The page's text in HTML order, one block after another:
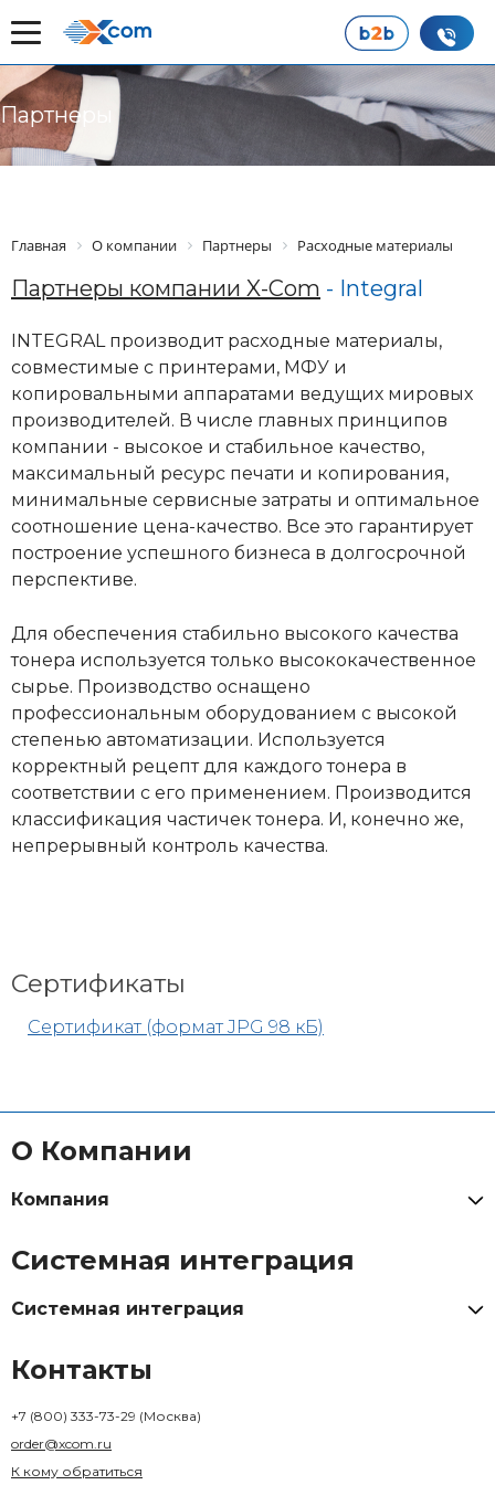
Партнеры
Главная О компании Партнеры Расходные материалы
Партнеры компании X-Com - Integral
INTEGRAL производит расходные материалы,
совместимые с принтерами, МФУ и
копировальными аппаратами ведущих мировых
производителей. В числе главных принципов
компании - высокое и стабильное качество,
максимальный ресурс печати и копирования,
минимальные сервисные затраты и оптимальное
соотношение цена-качество. Все это гарантирует
построение успешного бизнеса в долгосрочной
перспективе.
Для обеспечения стабильно высокого качества
тонера используется только высококачественное
сырье. Производство оснащено
профессиональным оборудованием с высокой
степенью автоматизации. Используется
корректный рецепт для каждого тонера в
соответствии с его применением. Производится
классификация частичек тонера. И, конечно же,
непрерывный контроль качества.
Сертификаты
Сертификат (формат JPG 98 кБ)
О Компании
Компания
Системная интеграция
Системная интеграция
Контакты
+7 (800) 333-73-29 (Москва)
order@xcom.ru
К кому обратиться